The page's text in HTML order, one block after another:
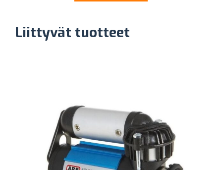
Liittyvät tuotteet